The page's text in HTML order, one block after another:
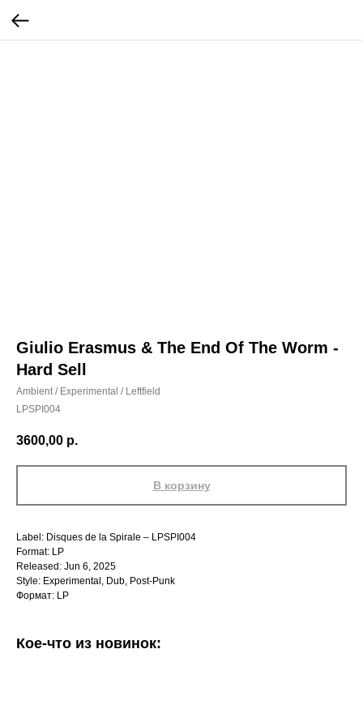
Giulio Erasmus & The End Of The Worm -
Hard Sell
Ambient / Experimental / Leftfield
LPSPI004
3600,00 р.
В корзину
Label: Disques de la Spirale – LPSPI004
Format: LP
Released: Jun 6, 2025
Style: Experimental, Dub, Post-Punk
Формат: LP
Кое-что из новинок: